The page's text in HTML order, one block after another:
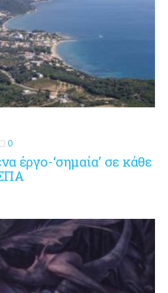
0
έργο-‘σημαία’ σε κάθε